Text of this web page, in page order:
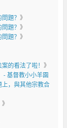
題？ 》
題？ 》
題？ 》
的看法了啦！ 》
- 基督教小小羊園
，與其他宗教合
》